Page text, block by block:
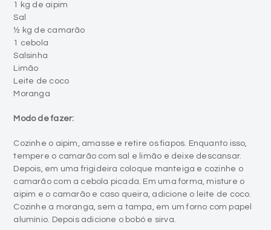
1 kg de aipim
Sal
½ kg de camarão
1 cebola
Salsinha
Limão
Leite de coco
Moranga
Modo de fazer:
Cozinhe o aipim, amasse e retire os fiapos. Enquanto isso,
tempere o camarão com sal e limão e deixe descansar.
Depois, em uma frigideira coloque manteiga e cozinhe o
camarão com a cebola picada. Em uma forma, misture o
aipim e o camarão e caso queira, adicione o leite de coco.
Cozinhe a moranga, sem a tampa, em um forno com papel
alumínio. Depois adicione o bobó e sirva.